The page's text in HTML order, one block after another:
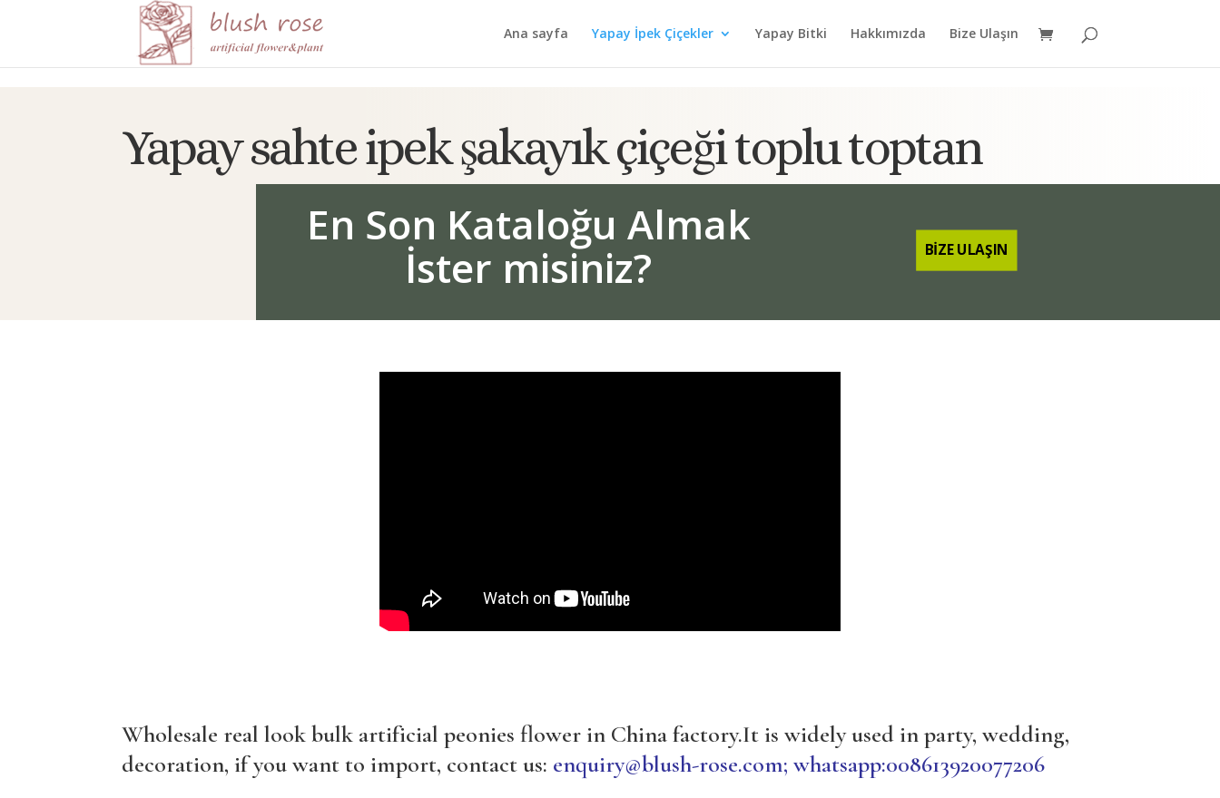
Ana sayfa
Yapay İpek Çiçekler Yapay Bitki Hakkımızda Bize Ulaşın
Yapay sahte ipek şakayık çiçeği toplu toptan
En Son Kataloğu Almak
İster misiniz?
BİZE ULAŞIN
Wholesale real look bulk artificial peonies flower in China factory.It is widely used in party, wedding,
decoration, if you want to import, contact us: enquiry@blush-rose.com; whatsapp:008613920077206